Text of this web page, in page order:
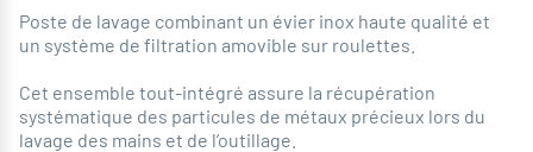
Poste de lavage combinant un évier inox haute qualité et
un système de filtration amovible sur roulettes.
Cet ensemble tout-intégré assure la récupération
systématique des particules de métaux précieux lors du
lavage des mains et de l’outillage.